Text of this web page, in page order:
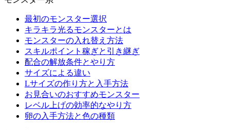
最初のモンスター選択
キラキラ光るモンスターとは
モンスターの入れ替え方法
スキルポイント稼ぎと引き継ぎ
配合の解放条件とやり方
サイズによる違い
Lサイズの作り方と入手方法
お見合いのおすすめモンスター
レベル上げの効率的なやり方
卵の入手方法と色の種類